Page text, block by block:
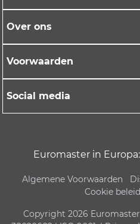
Over ons
Voorwaarden
Social media
Euromaster in Europa:
Algemene Voorwaarden
Cookie beleid
Copyright 2026